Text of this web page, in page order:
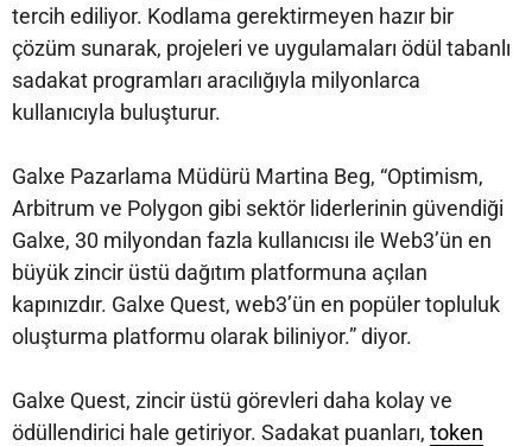
tercih ediliyor. Kodlama gerektirmeyen hazır bir
çözüm sunarak, projeleri ve uygulamaları ödül tabanlı
sadakat programları aracılığıyla milyonlarca
kullanıcıyla buluşturur.
Galxe Pazarlama Müdürü Martina Beg, “Optimism,
Arbitrum ve Polygon gibi sektör liderlerinin güvendiği
Galxe, 30 milyondan fazla kullanıcısı ile Web3’ün en
büyük zincir üstü dağıtım platformuna açılan
kapınızdır. Galxe Quest, web3’ün en popüler topluluk
oluşturma platformu olarak biliniyor.” diyor.
Galxe Quest, zincir üstü görevleri daha kolay ve
ödüllendirici hale getiriyor. Sadakat puanları, token